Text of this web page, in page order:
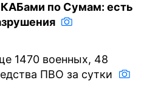
по Сумам: есть
1470 военных, 48
ПВО за сутки